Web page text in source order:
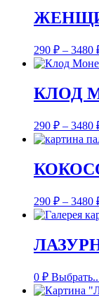
290 ₽ – 3480
КЛОД
290 ₽ – 3480
290 ₽ – 3480
0 ₽